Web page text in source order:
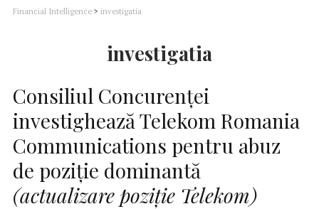
Financial Intelligence > investigatia
investigatia
Consiliul Concurenţei
investighează Telekom Romania
Communications pentru abuz
de poziţie dominantă
(actualizare poziţie Telekom)